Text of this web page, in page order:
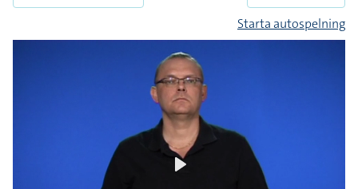
Starta autospelning